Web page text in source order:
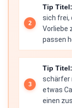
Tip Titel:
sich frei,
Vorliebe
passen
Tip Titel:
schärfer
etwas
einen